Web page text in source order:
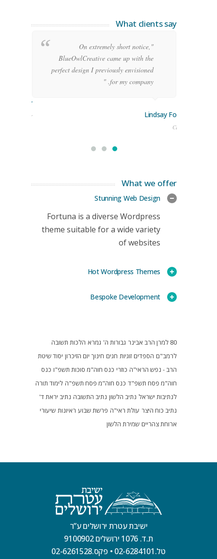
What clients say
"On extremely short notice,
BlueOwlCreative came up with the
perfect design I previously envisioned
for my company. "
Lindsay Ford
CEO
Stoner
Manager
What we offer
Stunning Web Design
Fortuna is a diverse Wordpress
theme suitable for a wide variety
of websites
Hot Wordpress Themes
Bespoke Development
80 למרן הרב אבינר גבורות ה' גמרא הלכות תשובה
לרמב"ם הספדים זוגיות חגים חינוך יום הזיכרון יסוד שיטת
הרב - נפש הראי"ה כוזרי כנס חוה"מ סוכות תשפ"ו כנס
חוה"מ פסח תשפ"ד כנס חוה"מ פסח תשפ"ה לימוד תורה
לנתיבות ישראל נתיב הלשון נתיב התשובה נתיב יראת ד'
נתיב כוח היצר עולת ראי"ה פרשת שבוע ראיונות שיעורי
ארוחת צהריים שמירת הלשון
ישיבת עטרת ירושלים ע”ר
ת.ד. 1076 ירושלים 9100902
טל.02-6284101
• פקס.02-6261528